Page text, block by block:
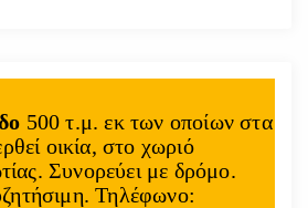
500 τ.μ. εκ των οποίων στα
οικία, στο χωριό
Συνορεύει με δρόμο.
Τηλέφωνο: